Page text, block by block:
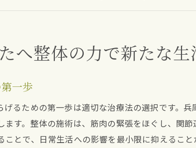
五十肩が改善された後の新しいライフス
整体施術による五十肩の効果的なアプロ
兵庫県宝塚市南口の整体で肩の痛みを軽減する
整体で肩の痛みを和らげるメカニズム
肩の痛みを軽減する整体施術のステップ
宝塚市の整体で肩の柔軟性を高める
へ整体の力で新たな生
一歩
るための第一歩は適切な治療法の選択です。
す。整体の施術は、筋肉の緊張をほぐし、関
とで、日常生活への影響を最小限に抑えるこ